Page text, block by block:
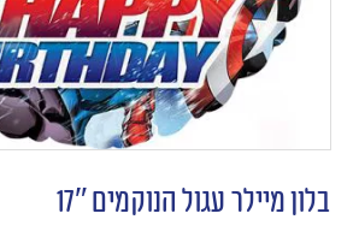
בלון מיילר עגול הנוקמים 17″